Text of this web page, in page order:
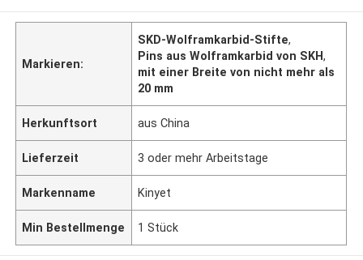
Markieren:
SKD-Wolframkarbid-Stifte,
Pins aus Wolframkarbid von SKH,
mit einer Breite von nicht mehr als
20 mm
Herkunftsort aus China
Lieferzeit 3 oder mehr Arbeitstage
Markenname Kinyet
Min Bestellmenge 1 Stück